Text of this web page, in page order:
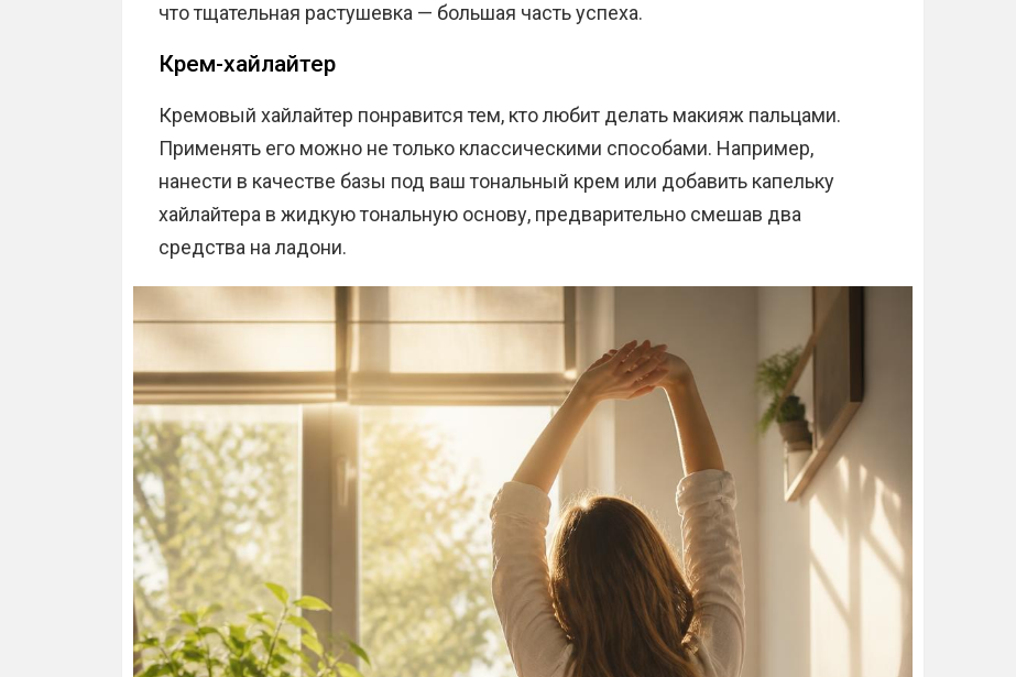
что тщательная растушевка — большая часть успеха.
Крем-хайлайтер
Кремовый хайлайтер понравится тем, кто любит делать макияж пальцами.
Применять его можно не только классическими способами. Например,
нанести в качестве базы под ваш тональный крем или добавить капельку
хайлайтера в жидкую тональную основу, предварительно смешав два
средства на ладони.